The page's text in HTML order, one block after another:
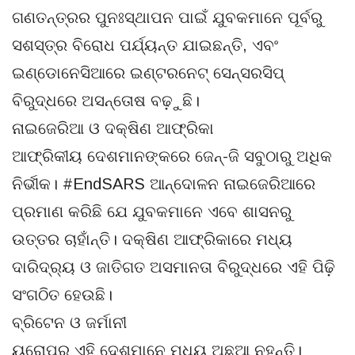
ଗଣତନ୍ତ୍ରର ପୁନଃସ୍ଥାପନ ପାଇଁ ଯୁବକମାନେ ପୂର୍ବରୁ
ସଶସ୍ତ୍ର ବିରୋଧ ପର୍ଯ୍ୟନ୍ତ ଯାଇଛନ୍ତି, ଏବଂ
ଇଣ୍ଡୋନେସିଆରେ ଇଣ୍ଟରନେଟ୍ ସେନ୍ସରସିପ୍
ବିରୁଦ୍ଧରେ ଅସନ୍ତୋଷ ବଢ଼ୁଛି।
ନାଇଜେରିଆ ଓ ଦକ୍ଷିଣ ଆଫ୍ରିକା
ଆଫ୍ରିକୀୟ ଦେଶମାନଙ୍କରେ ଜେନ୍-ଜି ସବୁଠାରୁ ଅଧିକ
ନିର୍ଭୀକ। #EndSARS ଆନ୍ଦୋଳନ ନାଇଜେରିଆରେ
ପ୍ରମାଣ କରିଛି ଯେ ଯୁବକମାନେ ଏବେ ଶାସନରୁ
ଉତ୍ତର ଚାହାଁନ୍ତି। ଦକ୍ଷିଣ ଆଫ୍ରିକାରେ ମଧ୍ୟ
ଦାରିଦ୍ର୍ୟ ଓ ଜାତିଗତ ଅସମାନତା ବିରୁଦ୍ଧରେ ଏହି ପିଢ଼ି
ସଂଗଠିତ ହେଉଛି।
ବ୍ରିଟେନ ଓ ଜର୍ମାନୀ
ୟୁରୋପର ଏହି ଦେଶମାନେ ମଧ୍ୟ ଅଛୁଆ ନୁହନ୍ତି।